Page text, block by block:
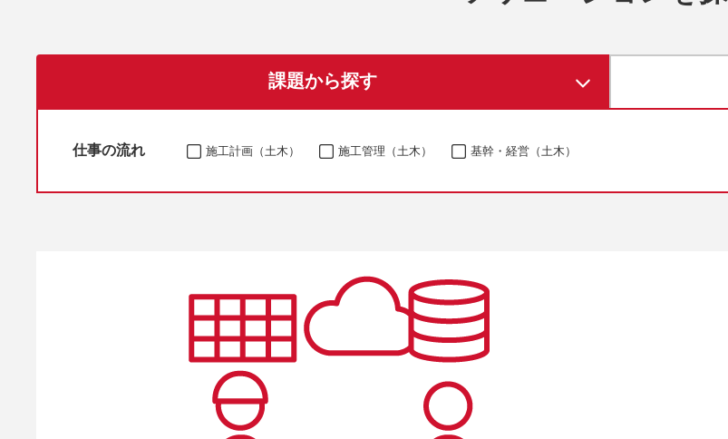
課題から探す
仕事の流れ 施工計画（土木） 施工管理（土木） 基幹・経営（土木）